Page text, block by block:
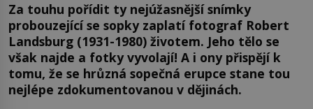
Za touhu pořídit ty nejúžasnější snímky
probouzející se sopky zaplatí fotograf Robert
Landsburg (1931-1980) životem. Jeho tělo se
však najde a fotky vyvolají! A i ony přispějí k
tomu, že se hrůzná sopečná erupce stane tou
nejlépe zdokumentovanou v dějinách.